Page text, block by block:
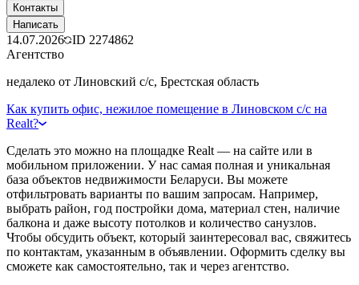
Контакты
Написать
14.07.2026 ID 2274862
Агентство
недалеко от Линовский с/с, Брестская область
Как купить офис, нежилое помещение в Линовском с/с на
Realt?
Сделать это можно на площадке Realt — на сайте или в
мобильном приложении. У нас самая полная и уникальная
база объектов недвижимости Беларуси. Вы можете
отфильтровать варианты по вашим запросам. Например,
выбрать район, год постройки дома, материал стен, наличие
балкона и даже высоту потолков и количество санузлов.
Чтобы обсудить объект, который заинтересовал вас, свяжитесь
по контактам, указанным в объявлении. Оформить сделку вы
сможете как самостоятельно, так и через агентство.